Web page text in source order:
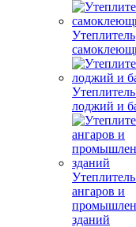
Утеплитель
лоджий и
ангаров и
зданий